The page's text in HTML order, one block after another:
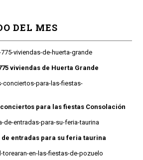
DEL MES
viviendas de Huerta Grande
para las fiestas Consolación
entradas para su feria taurina